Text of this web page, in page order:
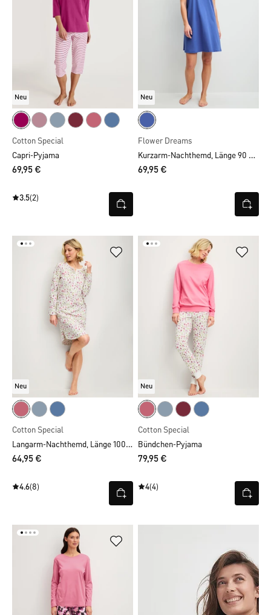
Neu
Cotton Special
Capri-Pyjama
69,95 €
3.5(2)
Neu
Flower Dreams
Kurzarm-Nachthemd, Länge 90 cm
69,95 €
Neu
Cotton Special
Langarm-Nachthemd, Länge 100 cm
64,95 €
4.6(8)
Neu
Cotton Special
Bündchen-Pyjama
79,95 €
4(4)